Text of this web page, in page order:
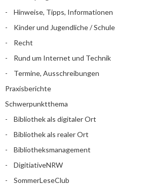
Hinweise, Tipps, Informationen
Kinder und Jugendliche / Schule
Recht
Rund um Internet und Technik
Termine, Ausschreibungen
Praxisberichte
Schwerpunktthema
Bibliothek als digitaler Ort
Bibliothek als realer Ort
Bibliotheksmanagement
DigitiativeNRW
SommerLeseClub